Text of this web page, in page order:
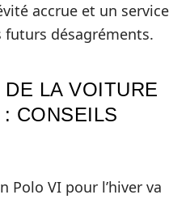
accrue et un service
désagréments.
DE LA VOITURE
: CONSEILS
Polo VI pour l’hiver va